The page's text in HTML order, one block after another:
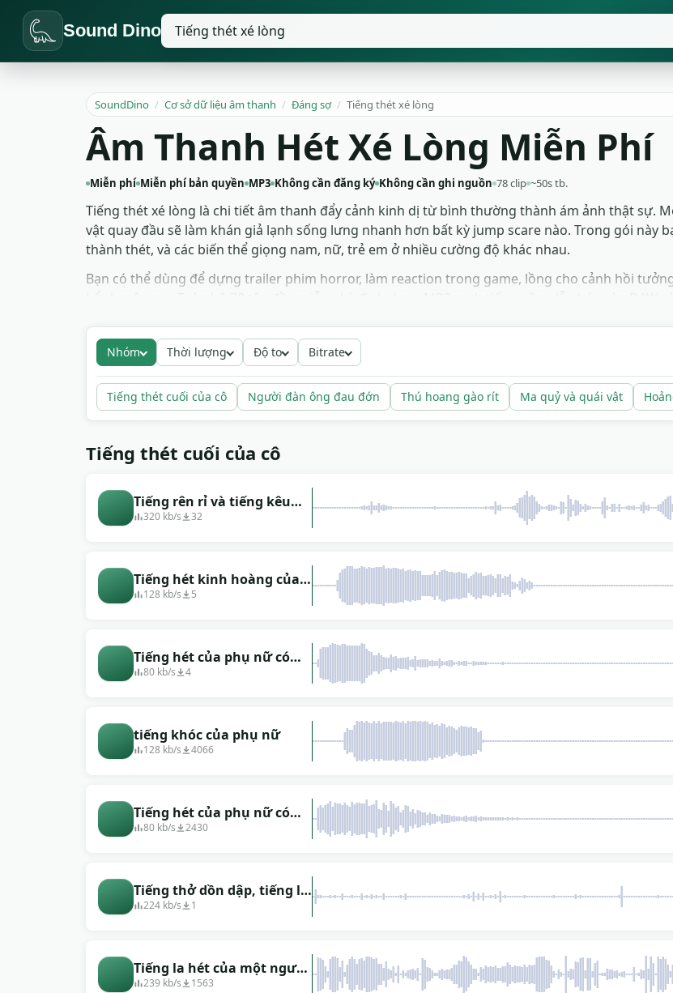
Sound Dino
SoundDino / Cơ sở dữ liệu âm thanh / Đáng sợ / Tiếng thét xé lòng
Âm Thanh Hét Xé Lòng Miễn Phí
Miễn phí Miễn phí bản quyền MP3 Không cần đăng ký Không cần ghi nguồn 78 clip ~50s tb.
Tiếng thét xé lòng là chi tiết âm thanh đẩy cảnh kinh dị từ bình thường thành ám ảnh thật sự.
vật quay đầu sẽ làm khán giả lạnh sống lưng nhanh hơn bất kỳ jump scare nào. Trong gói này
thành thét, và các biến thể giọng nam, nữ, trẻ em ở nhiều cường độ khác nhau.
Bạn có thể dùng để dựng trailer phim horror, làm reaction trong game, lồng cho cảnh hồi
kể chuyện ma. Toàn bộ 78 tệp đều miễn phí, định dạng MP3 sạch tiếng nền, dễ ghép vào DAW
Nhóm Thời lượng Độ to Bitrate
Tiếng thét cuối của cô Người đàn ông đau đớn Thú hoang gào rít Ma quỷ và quái vật
Tiếng thét cuối của cô
Tiếng rên rỉ và tiếng kêu
đau đớn của một số phụ
320 kb/s 32
Tiếng hét kinh hoàng của
phụ nữ
128 kb/s 5
Tiếng hét của phụ nữ có
hiệu ứng tiếng vọng
80 kb/s 4
tiếng khóc của phụ nữ
128 kb/s 4066
Tiếng hét của phụ nữ có
hiệu ứng tiếng vọng (phiên
80 kb/s 2430
Tiếng thở dồn dập, tiếng la
hét của một người phụ nữ
224 kb/s 1
Tiếng la hét của một người
phụ nữ và những âm
239 kb/s 1563